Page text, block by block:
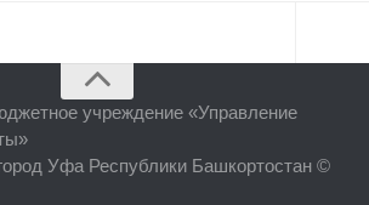
учреждение «Управление
»
город Уфа Республики Башкортостан ©